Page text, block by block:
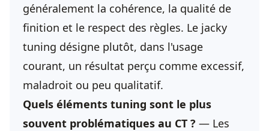
généralement la cohérence, la qualité de
finition et le respect des règles. Le jacky
tuning désigne plutôt, dans l'usage
courant, un résultat perçu comme excessif,
maladroit ou peu qualitatif.
Quels éléments tuning sont le plus
souvent problématiques au CT ? — Les